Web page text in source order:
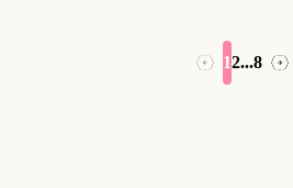
← 12...8 →